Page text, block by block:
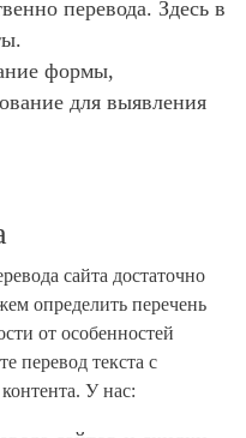
перевода. Здесь в
формы,
для выявления
сайта достаточно
определить перечень
от особенностей
перевод текста с
У нас: